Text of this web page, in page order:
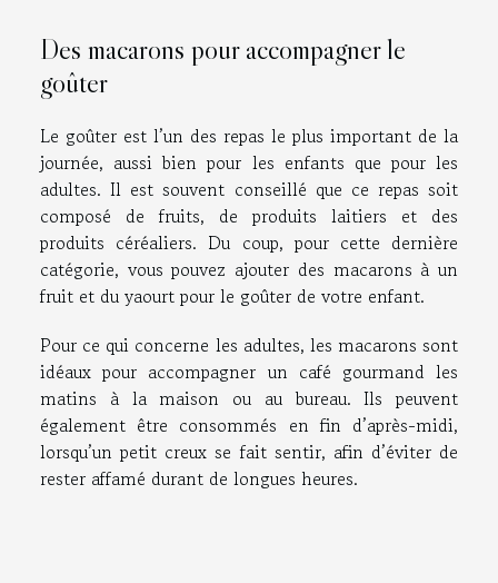
Des macarons pour accompagner le
goûter
Le goûter est l’un des repas le plus important de la
journée, aussi bien pour les enfants que pour les
adultes. Il est souvent conseillé que ce repas soit
composé de fruits, de produits laitiers et des
produits céréaliers. Du coup, pour cette dernière
catégorie, vous pouvez ajouter des macarons à un
fruit et du yaourt pour le goûter de votre enfant.
Pour ce qui concerne les adultes, les macarons sont
idéaux pour accompagner un café gourmand les
matins à la maison ou au bureau. Ils peuvent
également être consommés en fin d’après-midi,
lorsqu’un petit creux se fait sentir, afin d’éviter de
rester affamé durant de longues heures.